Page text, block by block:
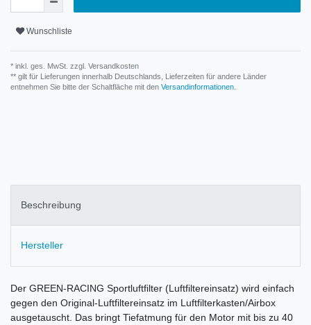
Wunschliste
* inkl. ges. MwSt. zzgl. Versandkosten
** gilt für Lieferungen innerhalb Deutschlands, Lieferzeiten für andere Länder
entnehmen Sie bitte der Schaltfläche mit den Versandinformationen
Beschreibung
Hersteller
Der GREEN-RACING Sportluftfilter (Luftfiltereinsatz) wird einfach
gegen den Original-Luftfiltereinsatz im Luftfilterkasten/Airbox
ausgetauscht. Das bringt Tiefatmung für den Motor mit bis zu 40